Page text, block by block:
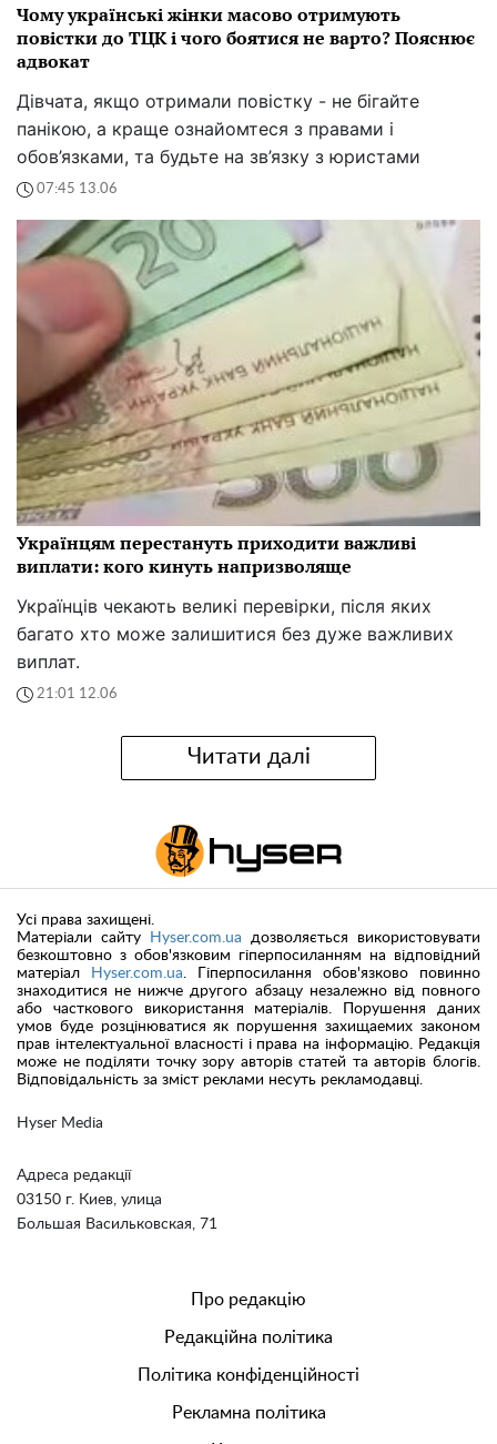
Чому українські жінки масово отримують
повістки до ТЦК і чого боятися не варто? Пояснює
адвокат
Дівчата, якщо отримали повістку - не бігайте
панікою, а краще ознайомтеся з правами і
обов’язками, та будьте на зв’язку з юристами
07:45 13.06
Українцям перестануть приходити важливі
виплати: кого кинуть напризволяще
Українців чекають великі перевірки, після яких
багато хто може залишитися без дуже важливих
виплат.
21:01 12.06
Читати далі
Hyser Media
Адреса редакції
03150 г. Киев, улица
Большая Васильковская, 71
Усі права захищені.
Матеріали сайту
Hyser.com.ua дозволяється використовувати
безкоштовно з обов'язковим гіперпосиланням на відповідний
матеріал
Hyser.com.ua . Гіперпосилання обов'язково повинно
знаходитися не нижче другого абзацу незалежно від повного
або часткового використання матеріалів. Порушення даних
умов буде розцінюватися як порушення захищаемих законом
прав інтелектуальної власності і права на інформацію. Редакція
може не поділяти точку зору авторів статей та авторів блогів.
Відповідальність за зміст реклами несуть рекламодавці.
Про редакцію
Редакційна політика
Політика конфіденційності
Рекламна політика